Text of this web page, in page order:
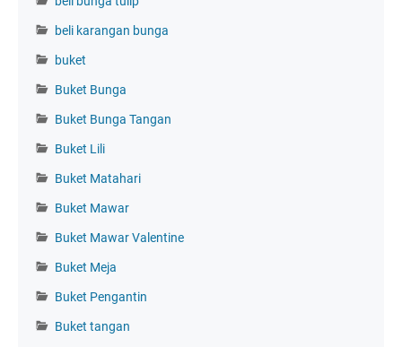
beli karangan bunga
buket
Buket Bunga
Buket Bunga Tangan
Buket Lili
Buket Matahari
Buket Mawar
Buket Mawar Valentine
Buket Meja
Buket Pengantin
Buket tangan